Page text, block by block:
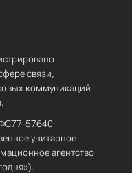
связи,
коммуникаций
57640
унитарное
агентство